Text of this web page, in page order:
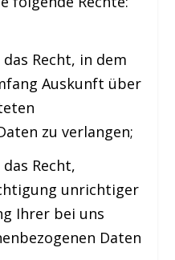
das Recht, in dem
Auskunft über
zu verlangen;
Recht,
unrichtiger
Ihrer bei uns
Daten